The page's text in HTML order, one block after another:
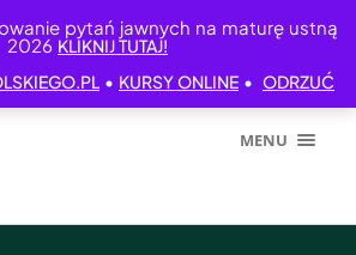
pytań jawnych na maturę ustną
2026 KLIKNIJ TUTAJ!
• KURSY ONLINE • ODRZUĆ
MENU